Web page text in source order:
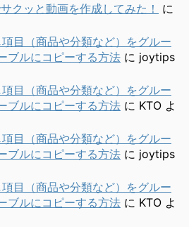
ッと動画を作成してみた！
に
目（商品や分類など）をグルー
ブルにコピーする方法 に joytips
目（商品や分類など）をグルー
ブルにコピーする方法 に KTO よ
目（商品や分類など）をグルー
ブルにコピーする方法 に joytips
目（商品や分類など）をグルー
ブルにコピーする方法 に KTO よ